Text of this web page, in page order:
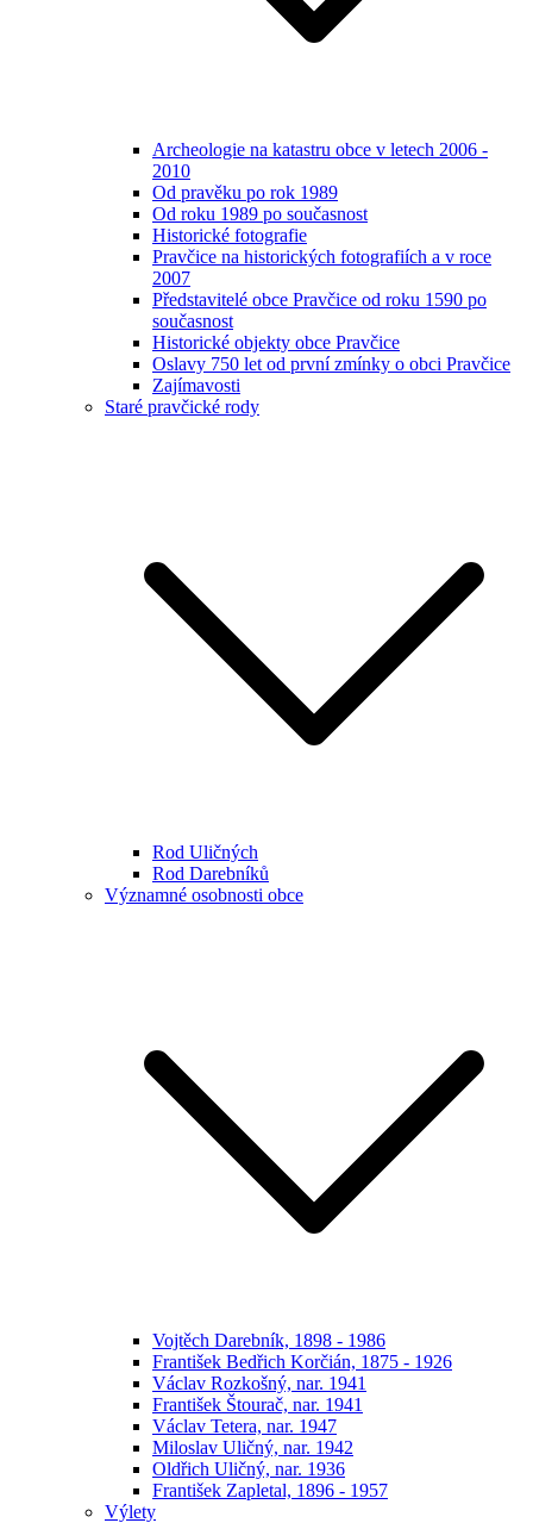
Archeologie na katastru obce v letech 2006 -
2010
Od pravěku po rok 1989
Od roku 1989 po současnost
Historické fotografie
Pravčice na historických fotografiích a v roce
2007
Představitelé obce Pravčice od roku 1590 po
současnost
Historické objekty obce Pravčice
Oslavy 750 let od první zmínky o obci Pravčice
Zajímavosti
Staré pravčické rody
Rod Uličných
Rod Darebníků
Významné osobnosti obce
Vojtěch Darebník, 1898 - 1986
František Bedřich Korčián, 1875 - 1926
Václav Rozkošný, nar. 1941
František Štourač, nar. 1941
Václav Tetera, nar. 1947
Miloslav Uličný, nar. 1942
Oldřich Uličný, nar. 1936
František Zapletal, 1896 - 1957
Výlety